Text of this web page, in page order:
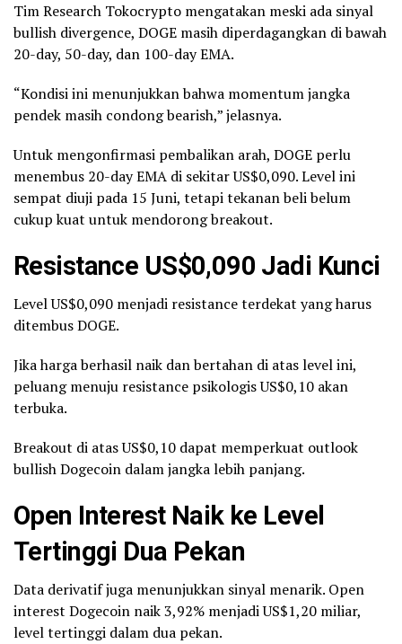
Tim Research Tokocrypto mengatakan meski ada sinyal
bullish divergence, DOGE masih diperdagangkan di bawah
20-day, 50-day, dan 100-day EMA.
“Kondisi ini menunjukkan bahwa momentum jangka
pendek masih condong bearish,” jelasnya.
Untuk mengonfirmasi pembalikan arah, DOGE perlu
menembus 20-day EMA di sekitar US$0,090. Level ini
sempat diuji pada 15 Juni, tetapi tekanan beli belum
cukup kuat untuk mendorong breakout.
Resistance US$0,090 Jadi Kunci
Level US$0,090 menjadi resistance terdekat yang harus
ditembus DOGE.
Jika harga berhasil naik dan bertahan di atas level ini,
peluang menuju resistance psikologis US$0,10 akan
terbuka.
Breakout di atas US$0,10 dapat memperkuat outlook
bullish Dogecoin dalam jangka lebih panjang.
Open Interest Naik ke Level
Tertinggi Dua Pekan
Data derivatif juga menunjukkan sinyal menarik. Open
interest Dogecoin naik 3,92% menjadi US$1,20 miliar,
level tertinggi dalam dua pekan.